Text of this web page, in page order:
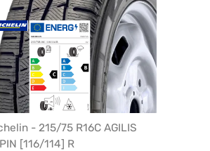
- 215/75 R16C AGILIS
[116/114] R